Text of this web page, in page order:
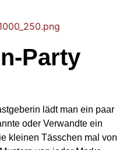
Party
lädt man ein paar
oder Verwandte ein
kleinen Tässchen mal von